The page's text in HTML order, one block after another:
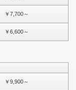
￥7,700～
￥6,600～
￥9,900～